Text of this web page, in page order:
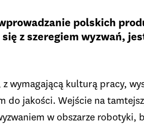
polskich
z szeregiem wyzwań,
wymagającą kulturą pracy,
jakości. Wejście na
w obszarze robotyki,